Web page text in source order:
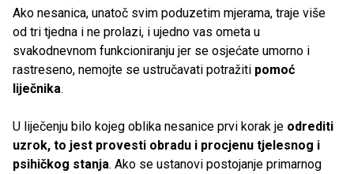
Ako nesanica, unatoč svim poduzetim mjerama, traje više
od tri tjedna i ne prolazi, i ujedno vas ometa u
svakodnevnom funkcioniranju jer se osjećate umorno i
rastreseno, nemojte se ustručavati potražiti pomoć
liječnika.
U liječenju bilo kojeg oblika nesanice prvi korak je odrediti
uzrok, to jest provesti obradu i procjenu tjelesnog i
psihičkog stanja. Ako se ustanovi postojanje primarnog